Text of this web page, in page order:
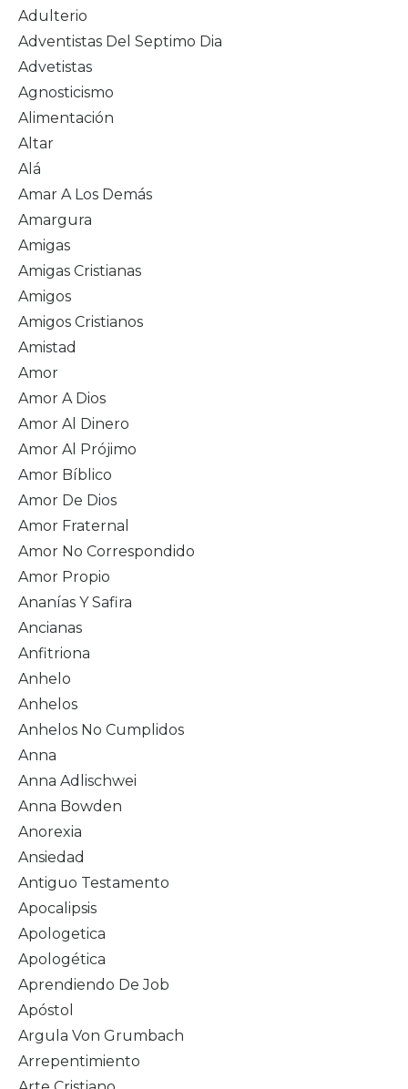
Adulterio
Adventistas Del Septimo Dia
Advetistas
Agnosticismo
Alimentación
Altar
Alá
Amar A Los Demás
Amargura
Amigas
Amigas Cristianas
Amigos
Amigos Cristianos
Amistad
Amor
Amor A Dios
Amor Al Dinero
Amor Al Prójimo
Amor Bíblico
Amor De Dios
Amor Fraternal
Amor No Correspondido
Amor Propio
Ananías Y Safira
Ancianas
Anfitriona
Anhelo
Anhelos
Anhelos No Cumplidos
Anna
Anna Adlischwei
Anna Bowden
Anorexia
Ansiedad
Antiguo Testamento
Apocalipsis
Apologetica
Apologética
Aprendiendo De Job
Apóstol
Argula Von Grumbach
Arrepentimiento